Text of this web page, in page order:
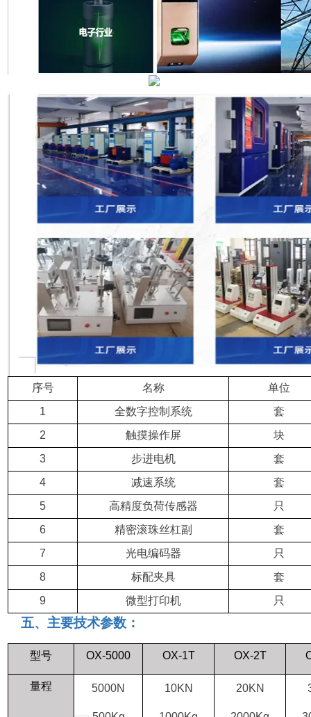
序号 名称
单位
1
全数字控制系统
套
2
触摸操作屏
块
3
步进电机
套
4
减速系统
套
5
高精度负荷传感器
只
6
精密滚珠丝杠副
套
7
光电编码器
只
8
标配夹具
套
9
微型打印机 只
五、主要技术参数：
型号 OX-5000 OX-1T OX-2T
量程 5000N 10KN 20KN